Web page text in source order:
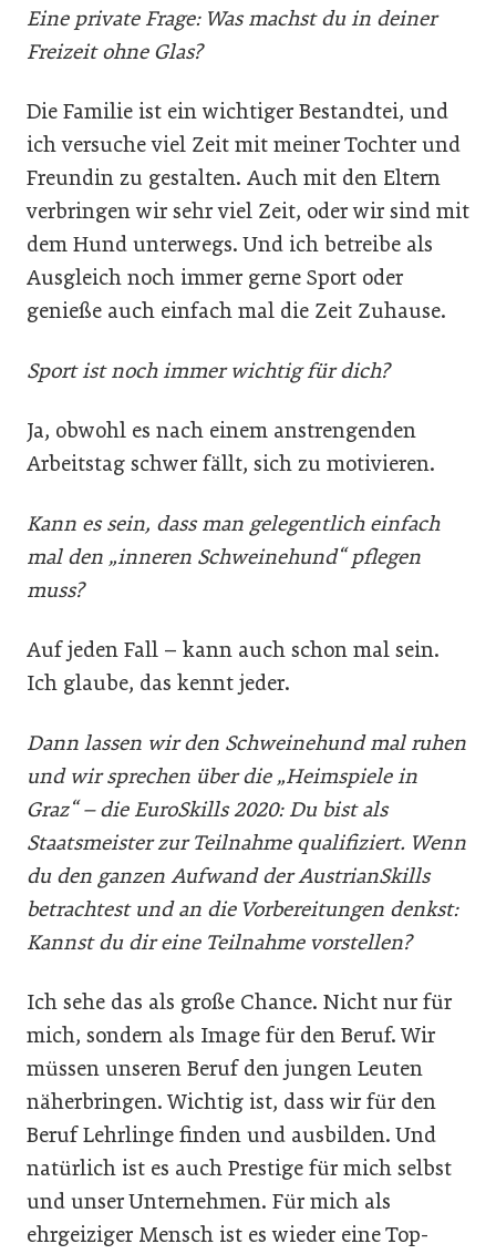
Eine private Frage: Was machst du in deiner
Freizeit ohne Glas?
Die Familie ist ein wichtiger Bestandtei, und
ich versuche viel Zeit mit meiner Tochter und
Freundin zu gestalten. Auch mit den Eltern
verbringen wir sehr viel Zeit, oder wir sind mit
dem Hund unterwegs. Und ich betreibe als
Ausgleich noch immer gerne Sport oder
genieße auch einfach mal die Zeit Zuhause.
Sport ist noch immer wichtig für dich?
Ja, obwohl es nach einem anstrengenden
Arbeitstag schwer fällt, sich zu motivieren.
Kann es sein, dass man gelegentlich einfach
mal den „inneren Schweinehund“ pflegen
muss?
Auf jeden Fall – kann auch schon mal sein.
Ich glaube, das kennt jeder.
Dann lassen wir den Schweinehund mal ruhen
und wir sprechen über die „Heimspiele in
Graz“ – die EuroSkills 2020: Du bist als
Staatsmeister zur Teilnahme qualifiziert. Wenn
du den ganzen Aufwand der AustrianSkills
betrachtest und an die Vorbereitungen denkst:
Kannst du dir eine Teilnahme vorstellen?
Ich sehe das als große Chance. Nicht nur für
mich, sondern als Image für den Beruf. Wir
müssen unseren Beruf den jungen Leuten
näherbringen. Wichtig ist, dass wir für den
Beruf Lehrlinge finden und ausbilden. Und
natürlich ist es auch Prestige für mich selbst
und unser Unternehmen. Für mich als
ehrgeiziger Mensch ist es wieder eine Top-